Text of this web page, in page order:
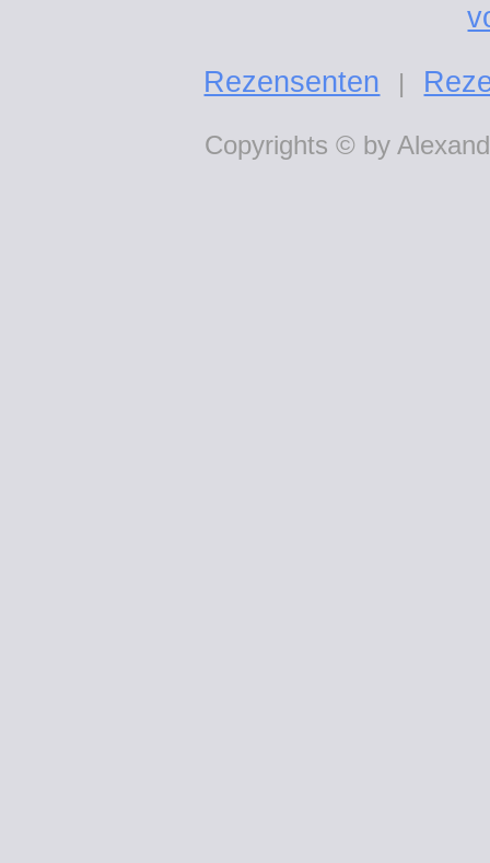
Rezensenten
|
Copyrights © by